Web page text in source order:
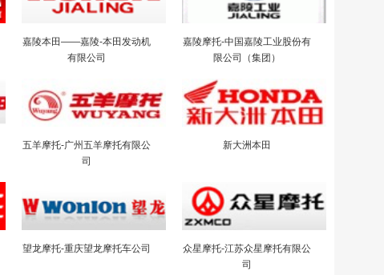
嘉陵本田——嘉陵-本田发动机
有限公司
嘉陵摩托-中国嘉陵工业股份有
限公司（集团）
五羊摩托-广州五羊摩托有限公
司
新大洲本田
望龙摩托-重庆望龙摩托车公司
众星摩托-江苏众星摩托有限公
司